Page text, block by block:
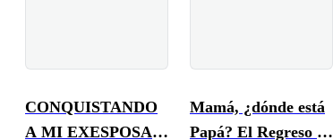
CONQUISTANDO
A MI EXESPOSA
Mamá, ¿dónde está
Papá? El Regreso de